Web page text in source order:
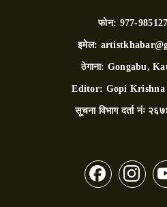
फोन: 977-
इमेल:
ठेगाना: Gongabu,
Editor: Gopi Krishna
सूचना विभाग दर्ता नंः